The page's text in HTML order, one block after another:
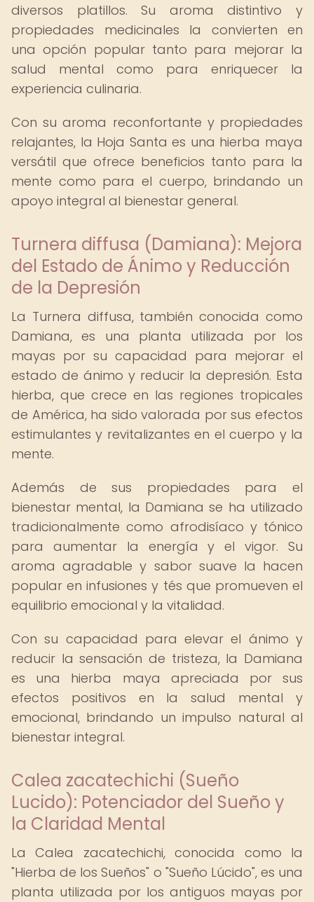
diversos platillos. Su aroma distintivo y
propiedades medicinales la convierten en
una opción popular tanto para mejorar la
salud mental como para enriquecer la
experiencia culinaria.
Con su aroma reconfortante y propiedades
relajantes, la Hoja Santa es una hierba maya
versátil que ofrece beneficios tanto para la
mente como para el cuerpo, brindando un
apoyo integral al bienestar general.
Turnera diffusa (Damiana): Mejora
del Estado de Ánimo y Reducción
de la Depresión
La Turnera diffusa, también conocida como
Damiana, es una planta utilizada por los
mayas por su capacidad para mejorar el
estado de ánimo y reducir la depresión. Esta
hierba, que crece en las regiones tropicales
de América, ha sido valorada por sus efectos
estimulantes y revitalizantes en el cuerpo y la
mente.
Además de sus propiedades para el
bienestar mental, la Damiana se ha utilizado
tradicionalmente como afrodisíaco y tónico
para aumentar la energía y el vigor. Su
aroma agradable y sabor suave la hacen
popular en infusiones y tés que promueven el
equilibrio emocional y la vitalidad.
Con su capacidad para elevar el ánimo y
reducir la sensación de tristeza, la Damiana
es una hierba maya apreciada por sus
efectos positivos en la salud mental y
emocional, brindando un impulso natural al
bienestar integral.
Calea zacatechichi (Sueño
Lucido): Potenciador del Sueño y
la Claridad Mental
La Calea zacatechichi, conocida como la
"Hierba de los Sueños" o "Sueño Lúcido", es una
planta utilizada por los antiguos mayas por